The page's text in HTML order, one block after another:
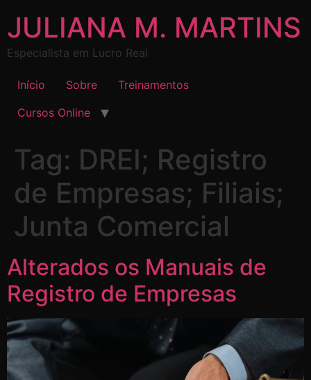
JULIANA M. MARTINS
Especialista em Lucro Real
Início Sobre
Treinamentos
Cursos Online
Tag: DREI; Registro
de Empresas; Filiais;
Junta Comercial
Alterados os Manuais de
Registro de Empresas